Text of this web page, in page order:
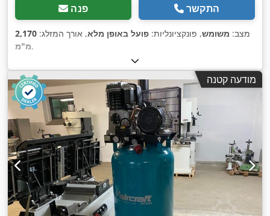
פנה התקשר
מצב: משומש, פונקציונליות: פועל באופן מלא, אורך המזלג: 2,170
מ"מ,
מודעה קטנה